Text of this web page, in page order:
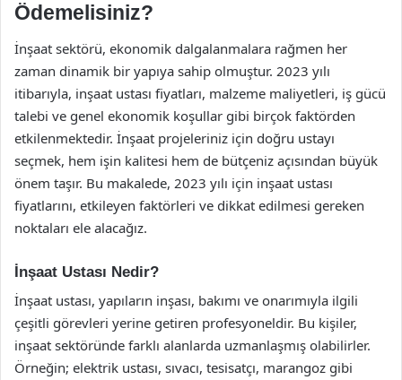
Ödemelisiniz?
İnşaat sektörü, ekonomik dalgalanmalara rağmen her
zaman dinamik bir yapıya sahip olmuştur. 2023 yılı
itibarıyla, inşaat ustası fiyatları, malzeme maliyetleri, iş gücü
talebi ve genel ekonomik koşullar gibi birçok faktörden
etkilenmektedir. İnşaat projeleriniz için doğru ustayı
seçmek, hem işin kalitesi hem de bütçeniz açısından büyük
önem taşır. Bu makalede, 2023 yılı için inşaat ustası
fiyatlarını, etkileyen faktörleri ve dikkat edilmesi gereken
noktaları ele alacağız.
İnşaat Ustası Nedir?
İnşaat ustası, yapıların inşası, bakımı ve onarımıyla ilgili
çeşitli görevleri yerine getiren profesyoneldir. Bu kişiler,
inşaat sektöründe farklı alanlarda uzmanlaşmış olabilirler.
Örneğin; elektrik ustası, sıvacı, tesisatçı, marangoz gibi